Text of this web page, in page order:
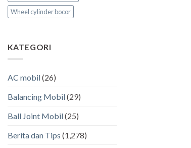
Wheel cylinder bocor
KATEGORI
AC mobil(26)
Balancing Mobil(29)
Ball Joint Mobil(25)
Berita dan Tips (1,278)